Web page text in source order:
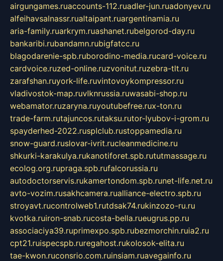
airgungames.ruaccounts-112.ruadler-jun.ruadonyev.ru
alfeihavsalnassr.rualtaipant.ruargentinamia.ru
aria-family.ruarkrym.ruashanet.rubelgorod-day.ru
bankaribi.rubandamn.rubigfatcc.ru
blagodarenie-spb.ruborodino-media.rucard-voice.ru
cardvoice.ruzed-online.ruzvonitut.ruzebra-tlt.ru
zarafshan.ruyork-life.ruvintovoykompressor.ru
vladivostok-map.ruvlknrussia.ruwasabi-shop.ru
webamator.ruzaryna.ruyoutubefree.rux-ton.ru
trade-farm.rutajuncos.rutaksu.rutor-lyubov-i-grom.ru
spayderhed-2022.rusplclub.rustoppamedia.ru
snow-guard.ruslovar-ivrit.rucleanmedicine.ru
shkurki-karakulya.rukanotiforet.spb.rututmassage.ru
ecolog.org.rupraga.spb.rufalcorussia.ru
autodoctorservis.rukamertondom.spb.runet-life.net.ru
avto-vozim.rusakhcamera.rualliance-electro.spb.ru
stroyavt.rucontrolweb1.rutdsak74.rukinzozo-ru.ru
kvotka.ruiron-snab.rucosta-bella.rueugrus.pp.ru
associaciya39.ruprimexpo.spb.rubezmorchin.ruia2.ru
cpt21.ruispecspb.ruregahost.rukolosok-elita.ru
tae-kwon.ruconsrio.com.ruinsiam.ruavegainfo.ru